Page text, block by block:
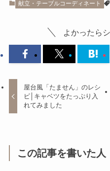
献立・テーブルコーディネート
よかったら
屋台風「たません」のレシ
ピ│キャベツをたっぷり入
れてみました
この記事を書いた人